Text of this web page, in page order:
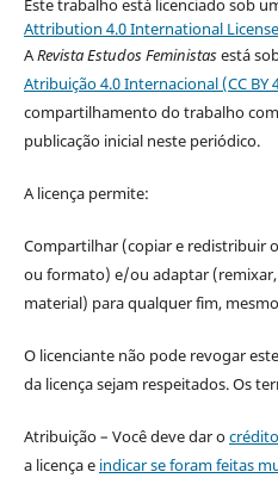
Este trabalho está licenciado sob
Attribution 4.0 International License
ARevista Estudos Feministasestá
Atribuição 4.0 Internacional (CC BY
compartilhamento do trabalho
publicação inicial neste periódico.
A licença permite:
Compartilhar (copiar e redistribuir
ou formato) e/ou adaptar
material) para qualquer fim,
O licenciante não pode revogar
da licença sejam respeitados. Os
Atribuição – Você deve dar o
a licença e indicar se foram feitas